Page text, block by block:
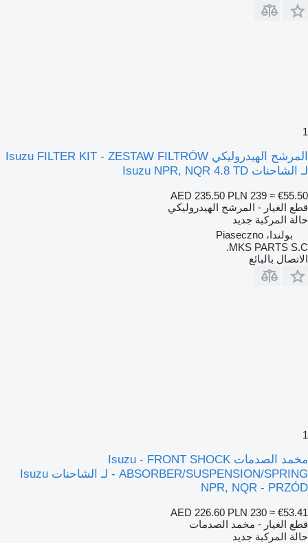
1
المرشح الهيدروليكي Isuzu FILTER KIT - ZESTAW FILTRÓW
لـ الشاحنات Isuzu NPR, NQR 4.8 TD
AED 235.50 PLN 239 ≈ €55.50
قطع الغيار - المرشح الهيدروليكي
حالة المركبة جديد
بولندا، Piaseczno
MKS PARTS S.C.
الاتصال بالبائع
1
مخمد الصدمات Isuzu - FRONT SHOCK
ABSORBER/SUSPENSION/SPRING - لـ الشاحنات Isuzu
NPR, NQR - PRZÓD
AED 226.60 PLN 230 ≈ €53.41
قطع الغيار - مخمد الصدمات
حالة المركبة جديد